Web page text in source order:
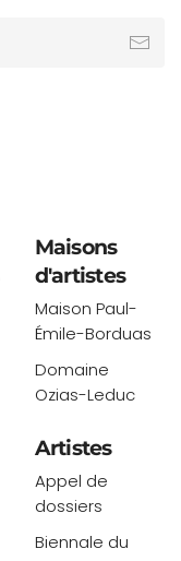
Maisons
d'artistes
Maison Paul-
Émile-Borduas
Domaine
Ozias-Leduc
Artistes
Appel de
dossiers
Biennale du